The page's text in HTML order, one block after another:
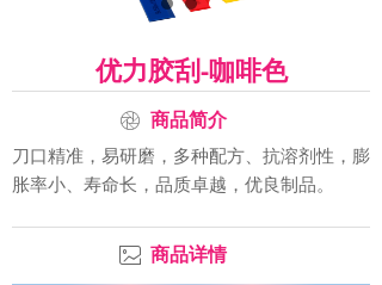
优力胶刮-咖啡色
商品简介
刀口精准，易研磨，多种配方、抗溶剂性，膨
胀率小、寿命长，品质卓越，优良制品。
商品详情
ꁵ
ꂈ